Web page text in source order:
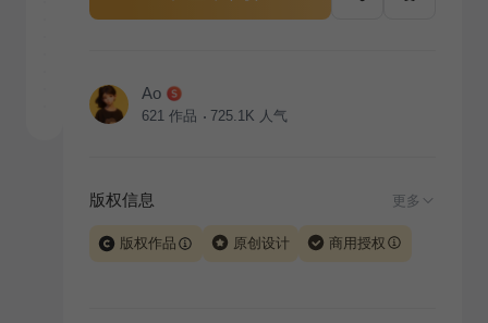
Ao
621 作品 725.1K 人气
版权信息 更多
版权作品 原创设计 商用授权